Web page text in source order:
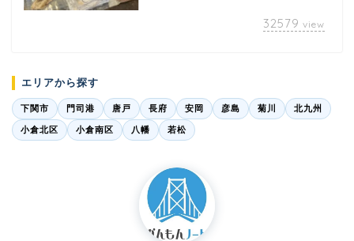
32579 view
エリアから探す
下関市 門司港 唐戸 長府 安岡 彦島 菊川 北九州
小倉北区 小倉南区 八幡 若松